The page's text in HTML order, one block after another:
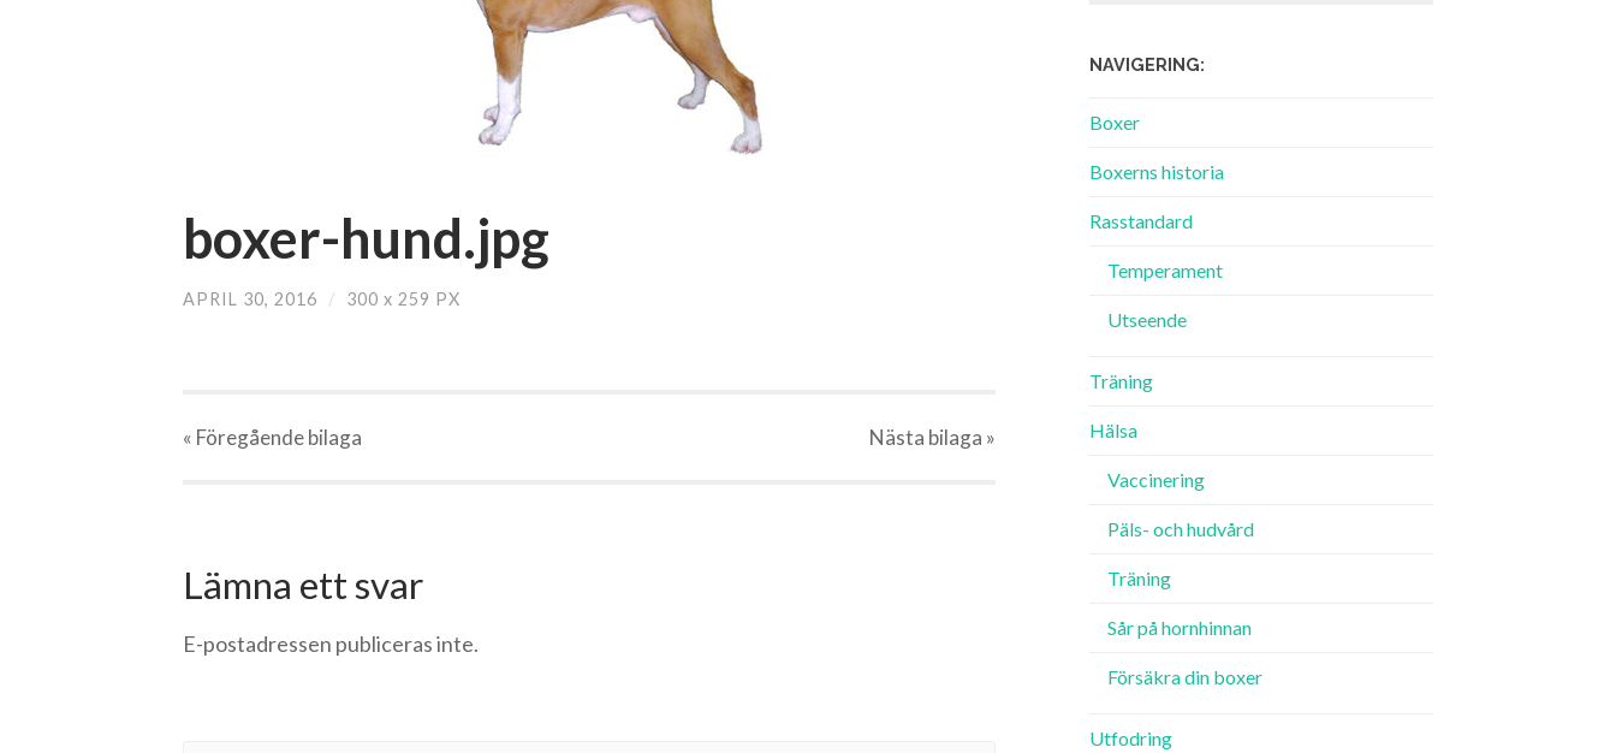
boxer-hund.jpg
APRIL 30, 2016 / 300 x 259 PX
« Föregåendebilaga Nästa bilaga »
Lämna ett svar
E-postadressen publiceras inte.
NAVIGERING:
Boxer
Boxerns historia
Rasstandard
Temperament
Utseende
Träning
Hälsa
Vaccinering
Päls- och hudvård
Träning
Sår på hornhinnan
Försäkra din boxer
Utfodring